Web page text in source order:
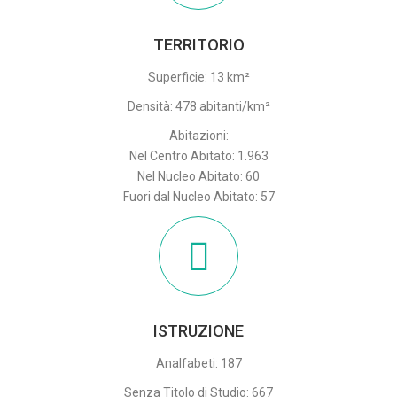
TERRITORIO
Superficie: 13 km²
Densità: 478 abitanti/km²
Abitazioni:
Nel Centro Abitato: 1.963
Nel Nucleo Abitato: 60
Fuori dal Nucleo Abitato: 57
ISTRUZIONE
Analfabeti: 187
Senza Titolo di Studio: 667